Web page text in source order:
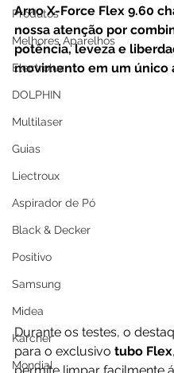
Produtos
Melhores Aparelhos
Electrolux
DOLPHIN
Multilaser
Guias
Liectroux
Aspirador de Pó
Black & Decker
Positivo
Samsung
Midea
Karcher
Mondial
Arno X-Force Flex 9.60
nossa atenção por
potência, leveza e
movimento em um único
Durante os testes, o
para o exclusivo tubo Flex